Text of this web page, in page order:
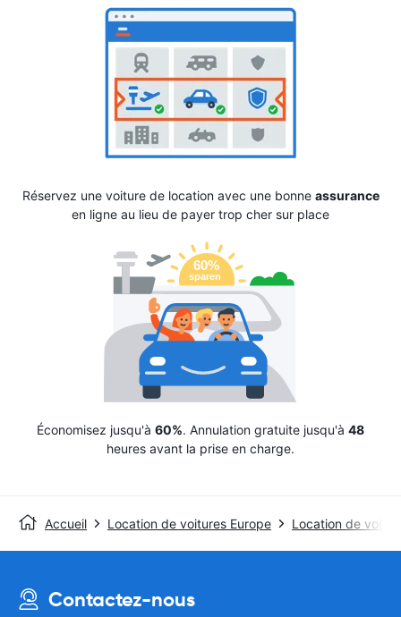
Réservez une voiture de location avec une bonne assurance
en ligne au lieu de payer trop cher sur place
Économisez jusqu'à 60%. Annulation gratuite jusqu'à 48
heures avant la prise en charge.
Accueil Location de voitures Europe Location de
Contactez-nous